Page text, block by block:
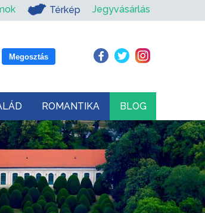
Térkép Jegyvásárlás
Megosztás
ROMANTIKA BLOG